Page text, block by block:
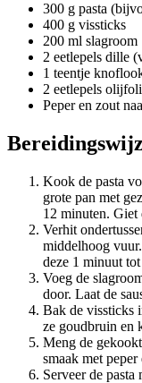
300 g pasta
400 g vissticks
200 ml slagroom
2 eetlepels dille
1 teentje
2 eetlepels
Peper en zout
Kook de pasta
grote pan met
12 minuten. Giet
Verhit
middelhoog
deze 1 minuut
Voeg de
door. Laat de
Bak de vissticks
ze goudbruin en
Meng de
smaak met peper
Serveer de